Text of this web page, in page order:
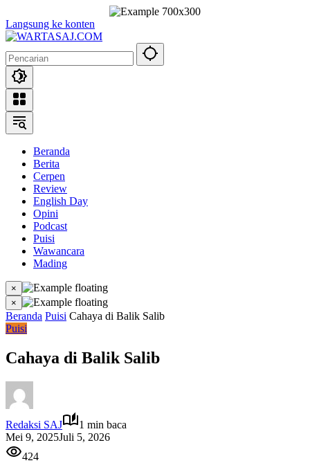
Langsung ke konten
Beranda
Berita
Cerpen
Review
English Day
Opini
Podcast
Puisi
Wawancara
Mading
×
×
Beranda Puisi Cahaya di Balik Salib
Puisi
Cahaya di Balik Salib
Redaksi SAJ
1 min baca
Mei 9, 2025Juli 5, 2026
424